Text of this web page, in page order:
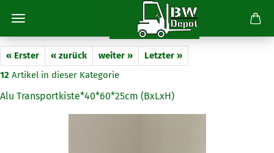
« Erster « zurück weiter »
Letzter »
12 Artikel in dieser Kategorie
Alu Transportkiste*40*60*25cm (BxLxH)